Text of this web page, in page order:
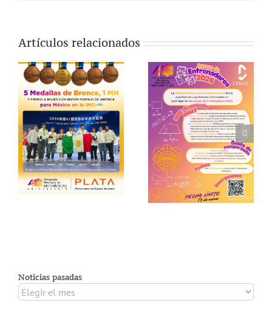
Artículos relacionados
Noticias pasadas
Noticias
pasadas